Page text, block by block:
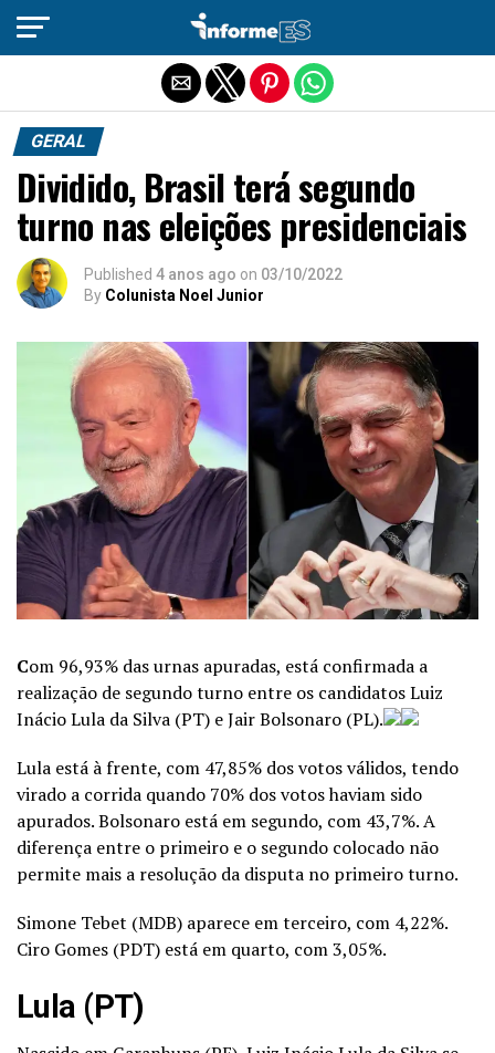
GERAL
Dividido, Brasil terá segundo
turno nas eleições presidenciais
Published 4 anos ago on 03/10/2022
By Colunista Noel Junior
Com 96,93% das urnas apuradas, está confirmada a
realização de segundo turno entre os candidatos Luiz
Inácio Lula da Silva (PT) e Jair Bolsonaro (PL).
Lula está à frente, com 47,85% dos votos válidos, tendo
virado a corrida quando 70% dos votos haviam sido
apurados. Bolsonaro está em segundo, com 43,7%. A
diferença entre o primeiro e o segundo colocado não
permite mais a resolução da disputa no primeiro turno.
Simone Tebet (MDB) aparece em terceiro, com 4,22%.
Ciro Gomes (PDT) está em quarto, com 3,05%.
Lula (PT)
Sair da versão mobile